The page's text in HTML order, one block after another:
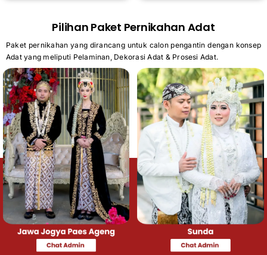
Pilihan Paket Pernikahan Adat
Paket pernikahan yang dirancang untuk calon pengantin dengan konsep
Adat yang meliputi Pelaminan, Dekorasi Adat & Prosesi Adat.